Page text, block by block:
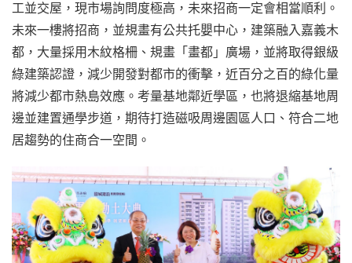
工並交屋，現市場詢問度極高，未來招商一定會相當順利。
未來一樓將招商，並規畫有公共托嬰中心，建築融入嘉義木
都，大量採用木紋格柵、規畫「畫都」廣場，並將取得銀級
綠建築認證，減少開發對都市的衝擊，近百分之百的綠化量
將減少都市熱島效應。考量基地鄰近學區，也將退縮基地周
邊並建置通學步道，期待打造磁吸周邊園區人口、符合二地
居趨勢的住商合一空間。